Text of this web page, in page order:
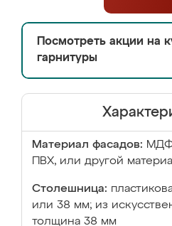
Посмотреть акции на
гарнитуры
Материал фасадов:
ПВХ, или другой
Столешница:
или 38 мм; из
толщина 38 мм